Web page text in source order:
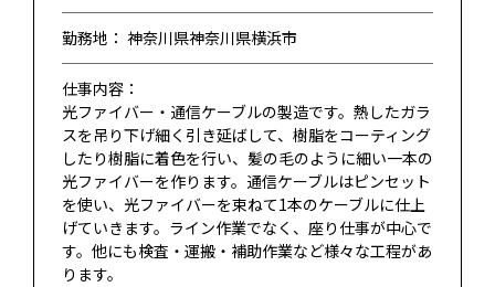
勤務地： 神奈川県神奈川県横浜市
仕事内容：
光ファイバー・通信ケーブルの製造です。熱したガラ
スを吊り下げ細く引き延ばして、樹脂をコーティング
したり樹脂に着色を行い、髪の毛のように細い一本の
光ファイバーを作ります。通信ケーブルはピンセット
を使い、光ファイバーを束ねて1本のケーブルに仕上
げていきます。ライン作業でなく、座り仕事が中心で
す。他にも検査・運搬・補助作業など様々な工程があ
ります。